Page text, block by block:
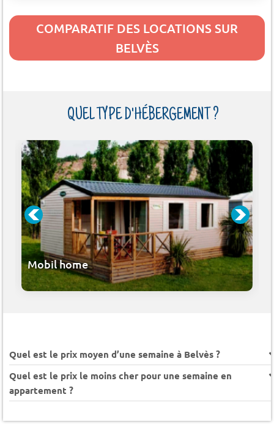
COMPARATIF DES LOCATIONS SUR
BELVÈS
QUEL TYPE D'HÉBERGEMENT ?
Mobil home
Quel est le prix moyen d’une semaine à Belvès ?
Quel est le prix le moins cher pour une semaine en
appartement ?